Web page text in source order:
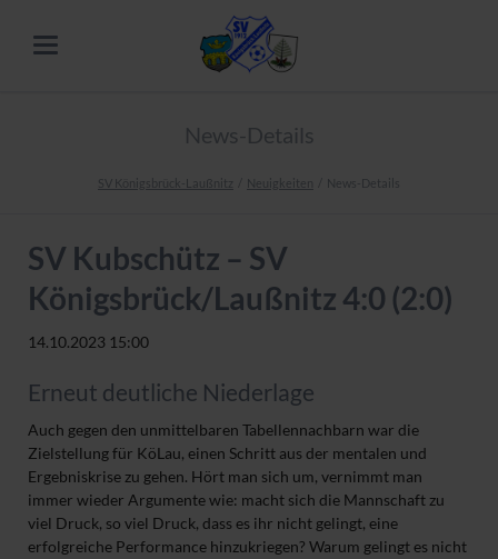
News-Details
SV Königsbrück-Laußnitz Neuigkeiten News-Details
SV Kubschütz – SV
Königsbrück/Laußnitz 4:0 (2:0)
14.10.2023 15:00
Erneut deutliche Niederlage
Auch gegen den unmittelbaren Tabellennachbarn war die
Zielstellung für KöLau, einen Schritt aus der mentalen und
Ergebniskrise zu gehen. Hört man sich um, vernimmt man
immer wieder Argumente wie: macht sich die Mannschaft zu
viel Druck, so viel Druck, dass es ihr nicht gelingt, eine
erfolgreiche Performance hinzukriegen? Warum gelingt es nicht